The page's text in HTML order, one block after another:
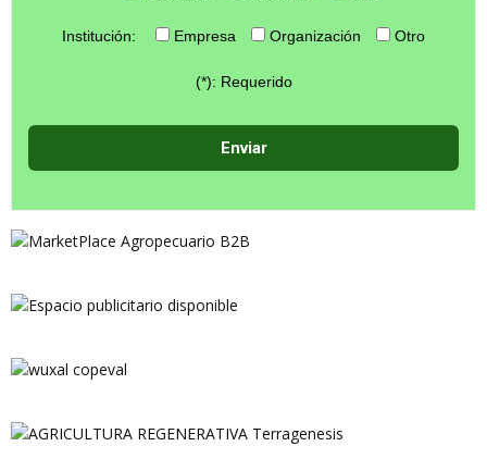
Institución: Empresa Organización Otro
(*): Requerido